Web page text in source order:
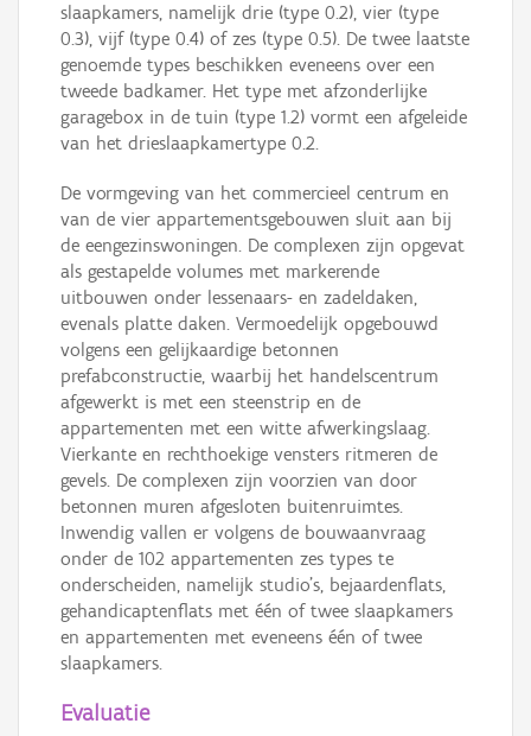
slaapkamers, namelijk drie (type 0.2), vier (type
0.3), vijf (type 0.4) of zes (type 0.5). De twee laatste
genoemde types beschikken eveneens over een
tweede badkamer. Het type met afzonderlijke
garagebox in de tuin (type 1.2) vormt een afgeleide
van het drieslaapkamertype 0.2.
De vormgeving van het commercieel centrum en
van de vier appartementsgebouwen sluit aan bij
de eengezinswoningen. De complexen zijn opgevat
als gestapelde volumes met markerende
uitbouwen onder lessenaars- en zadeldaken,
evenals platte daken. Vermoedelijk opgebouwd
volgens een gelijkaardige betonnen
prefabconstructie, waarbij het handelscentrum
afgewerkt is met een steenstrip en de
appartementen met een witte afwerkingslaag.
Vierkante en rechthoekige vensters ritmeren de
gevels. De complexen zijn voorzien van door
betonnen muren afgesloten buitenruimtes.
Inwendig vallen er volgens de bouwaanvraag
onder de 102 appartementen zes types te
onderscheiden, namelijk studio’s, bejaardenflats,
gehandicaptenflats met één of twee slaapkamers
en appartementen met eveneens één of twee
slaapkamers.
Evaluatie